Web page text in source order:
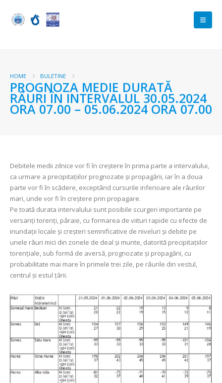
HOME BULETINE
PROGNOZA MEDIE DURATĂ
RÂURI ÎN INTERVALUL 30.05.2024
ORA 07.00 – 05.06.2024 ORA 07.00
Debitele medii zilnice vor fi în creștere în prima parte a intervalului,
ca urmare a precipitațiilor prognozate şi propagării, iar în a doua
parte vor fi în scădere, exceptând cursurile inferioare ale râurilor
mari, unde vor fi în creştere prin propagare.
Pe toată durata intervalului sunt posibile scurgeri importante pe
versanți torenți, pâraie, cu formarea de viituri rapide cu efecte de
inundații locale și creșteri semnificative de niveluri și debite pe
unele râuri mici din zonele de deal şi munte, datorită precipitațiilor
torențiale, sub formă de aversă, prognozate şi propagării, cu
probabilitate mai mare în primele trei zile, pe râurile din vestul,
centrul și estul țării.